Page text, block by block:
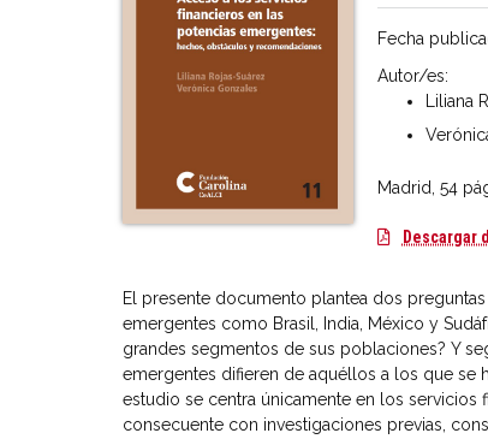
Fecha
Autor/es:
Liliana
Madrid, 54
Descargar
El presente documento plantea dos
emergentes como Brasil, India, México y
grandes segmentos de sus poblaciones? Y
emergentes difieren de aquéllos a los que se
estudio se centra únicamente en los servicios
consecuente con investigaciones previas,